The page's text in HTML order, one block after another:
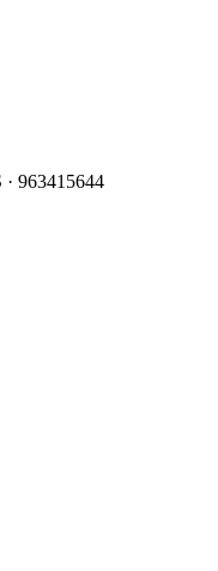
963415644